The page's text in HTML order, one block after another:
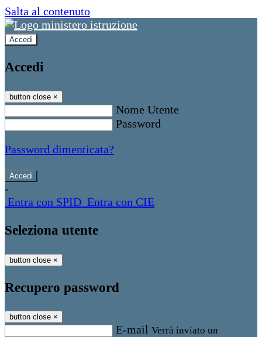
Salta al contenuto
Accedi
Accedi
button close ×
Nome Utente
Password
Password dimenticata?
-
Entra con SPID Entra con CIE
Seleziona utente
button close ×
Recupero password
button close ×
E-mail Verrà inviato un